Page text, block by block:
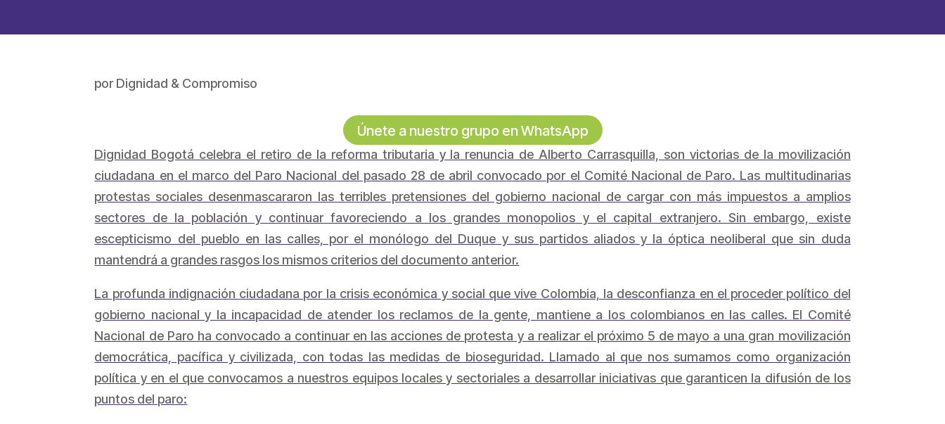
porDignidad & Compromiso
Únete a nuestro grupo en WhatsApp
Dignidad Bogotá celebra el retiro de la reforma tributaria y la renuncia de Alberto Carrasquilla, son victorias de la movilización
ciudadana en el marco del Paro Nacional del pasado 28 de abril convocado por el Comité Nacional de Paro. Las multitudinarias
protestas sociales desenmascararon las terribles pretensiones del gobierno nacional de cargar con más impuestos a amplios
sectores de la población y continuar favoreciendo a los grandes monopolios y el capital extranjero. Sin embargo, existe
escepticismo del pueblo en las calles, por el monólogo del Duque y sus partidos aliados y la óptica neoliberal que sin duda
mantendrá a grandes rasgos los mismos criterios del documento anterior.
La profunda indignación ciudadana por la crisis económica y social que vive Colombia, la desconfianza en el proceder político del
gobierno nacional y la incapacidad de atender los reclamos de la gente, mantiene a los colombianos en las calles. El Comité
Nacional de Paro ha convocado a continuar en las acciones de protesta y a realizar el próximo 5 de mayo a una gran movilización
democrática, pacífica y civilizada, con todas las medidas de bioseguridad. Llamado al que nos sumamos como organización
política y en el que convocamos a nuestros equipos locales y sectoriales a desarrollar iniciativas que garanticen la difusión de los
puntos del paro: